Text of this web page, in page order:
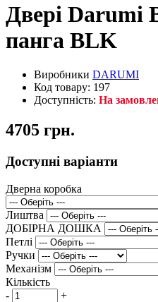
Двері Darumi
панга BLK
Виробники DARUMI
Код товару: 197
Доступність: На
4705 грн.
Доступні варіанти
Дверна коробка
Лиштва
ДОБІРНА ДОШКА
Петлі
Ручки
Механізм
Кількість
-
+